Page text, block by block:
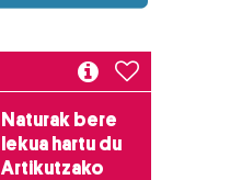
Naturak bere
lekua hartu du
Artikutzako